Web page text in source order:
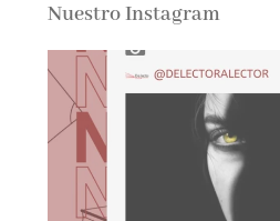
Nuestro Instagram